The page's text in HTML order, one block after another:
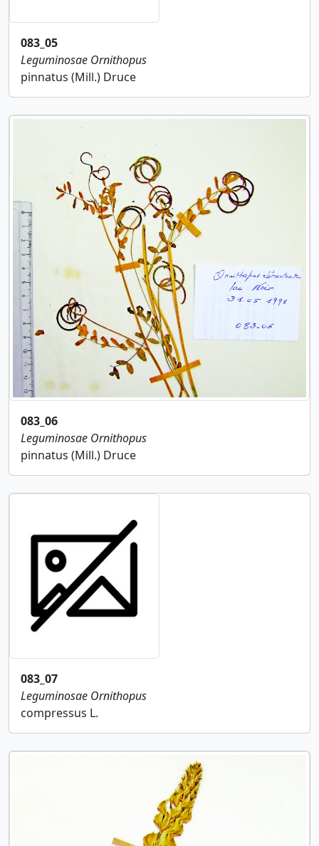
083_05
Leguminosae Ornithopus
pinnatus (Mill.) Druce
083_06
Leguminosae Ornithopus
pinnatus (Mill.) Druce
083_07
Leguminosae Ornithopus
compressus L.